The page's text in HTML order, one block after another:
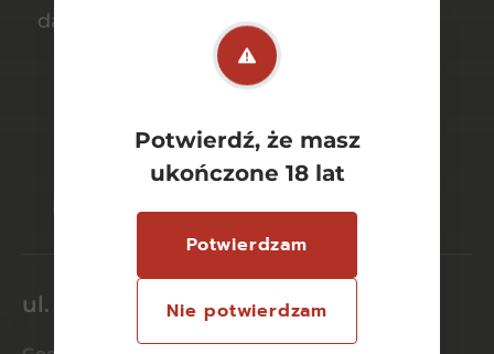
Potwierdź, że masz
ukończone 18 lat
Potwierdzam
Nie potwierdzam
darmowa dostawa
bezpieczne
szeroki wybór
ul. Dworcowa 26/6